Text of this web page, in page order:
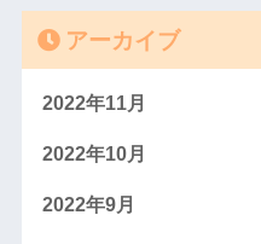
アーカイブ
2022年11月
2022年10月
2022年9月